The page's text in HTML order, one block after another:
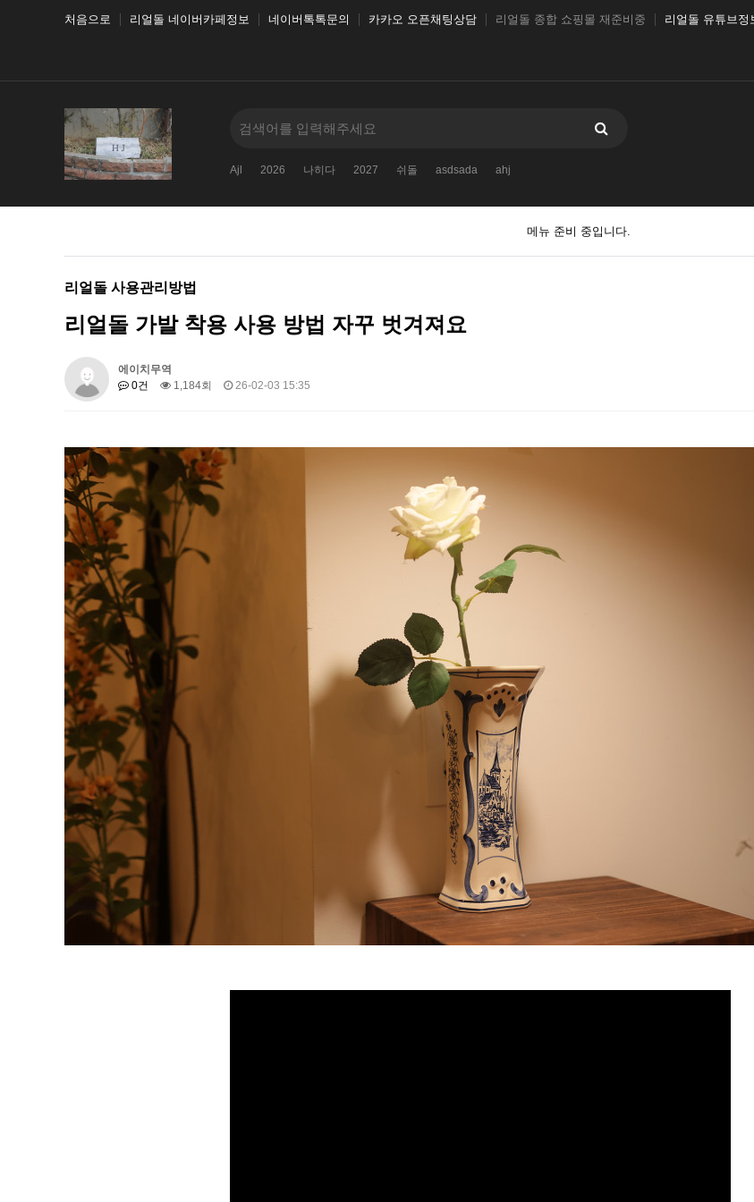
처음으로 리얼돌 네이버카페정보 네이버톡톡문의 카카오 오픈채팅상담 리얼돌 종합 쇼핑몰 재준비중 리얼돌 유튜브정
Ajl 2026 나히다 2027 쉬돌 asdsada ahj
메뉴 준비 중입니다.
리얼돌 사용관리방법
리얼돌 가발 착용 사용 방법 자꾸 벗겨져요
에이치무역
0건
1,184회 26-02-03 15:35